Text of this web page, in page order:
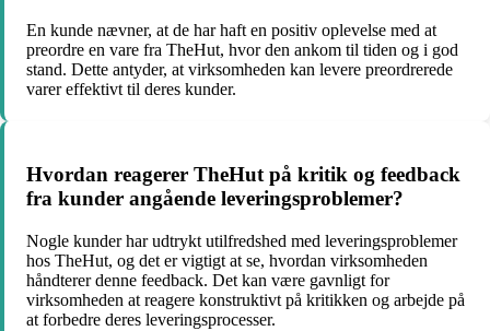
En kunde nævner, at de har haft en positiv oplevelse med at
preordre en vare fra TheHut, hvor den ankom til tiden og i god
stand. Dette antyder, at virksomheden kan levere preordrerede
varer effektivt til deres kunder.
Hvordan reagerer TheHut på kritik og feedback
fra kunder angående leveringsproblemer?
Nogle kunder har udtrykt utilfredshed med leveringsproblemer
hos TheHut, og det er vigtigt at se, hvordan virksomheden
håndterer denne feedback. Det kan være gavnligt for
virksomheden at reagere konstruktivt på kritikken og arbejde på
at forbedre deres leveringsprocesser.